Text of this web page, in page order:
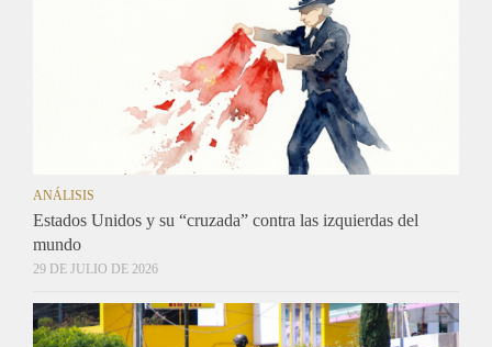
ANÁLISIS
Estados Unidos y su “cruzada” contra las izquierdas del
mundo
29 DE JULIO DE 2026